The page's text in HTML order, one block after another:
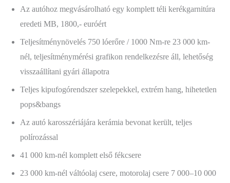
Az autóhoz megvásárolható egy komplett téli kerékgarnitúra
eredeti MB, 1800,- euróért
Teljesítménynövelés 750 lóerőre / 1000 Nm-re 23 000 km-
nél, teljesítménymérési grafikon rendelkezésre áll, lehetőség
visszaállítani gyári állapotra
Teljes kipufogórendszer szelepekkel, extrém hang, hihetetlen
pops&bangs
Az autó karosszériájára kerámia bevonat került, teljes
polírozással
41 000 km-nél komplett első fékcsere
23 000 km-nél váltóolaj csere, motorolaj csere 7 000–10 000